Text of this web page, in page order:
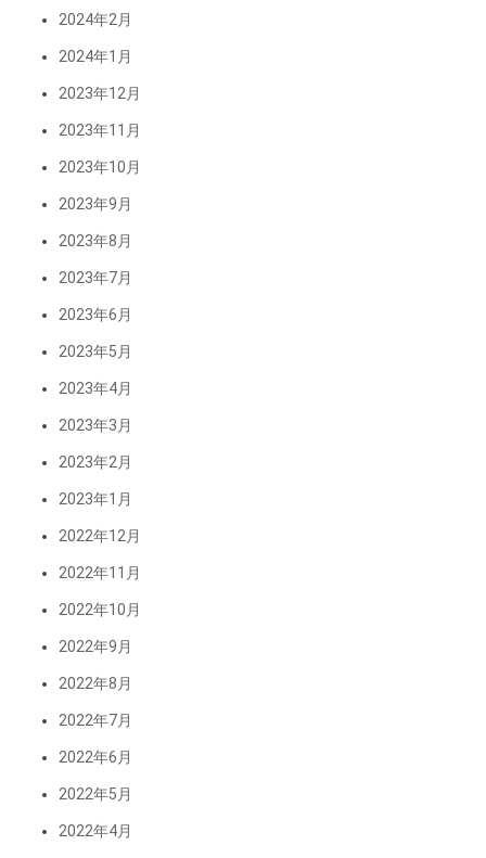
2024年2月
2024年1月
2023年12月
2023年11月
2023年10月
2023年9月
2023年8月
2023年7月
2023年6月
2023年5月
2023年4月
2023年3月
2023年2月
2023年1月
2022年12月
2022年11月
2022年10月
2022年9月
2022年8月
2022年7月
2022年6月
2022年5月
2022年4月